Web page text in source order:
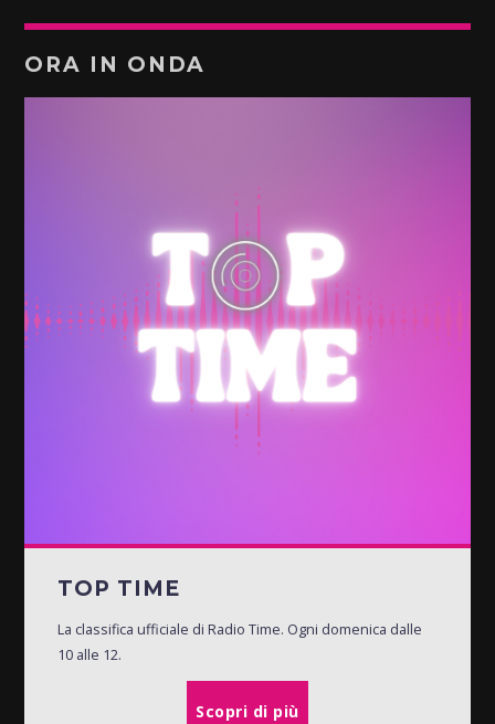
ORA IN ONDA
TOP TIME
La classifica ufficiale di Radio Time. Ogni domenica dalle
10 alle 12.
Scopri di più